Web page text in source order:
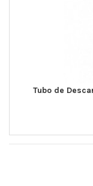
Tubo de